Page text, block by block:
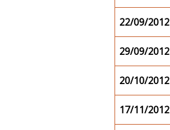
22/09/2012
29/09/2012
20/10/2012
17/11/2012